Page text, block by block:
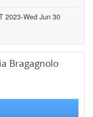
2023-Wed Jun 30
Bragagnolo